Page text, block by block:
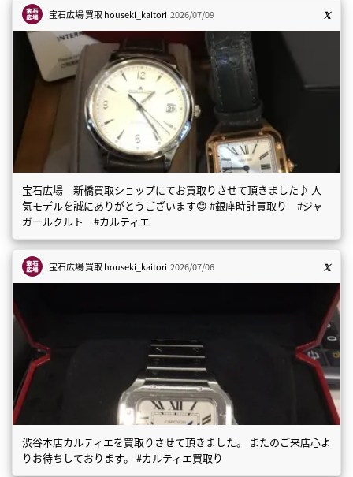
宝石広場 買取houseki_kaitori 2026/07/09
宝石広場 新橋買取ショップにてお買取りさせて頂きました♪ 人
気モデルを誠にありがとうございます😊 #銀座時計買取り #ジャ
ガールクルト #カルティエ
宝石広場 買取houseki_kaitori 2026/07/06
渋谷本店カルティエを買取りさせて頂きました。 またのご来店心よ
りお待ちしております。 #カルティエ買取り